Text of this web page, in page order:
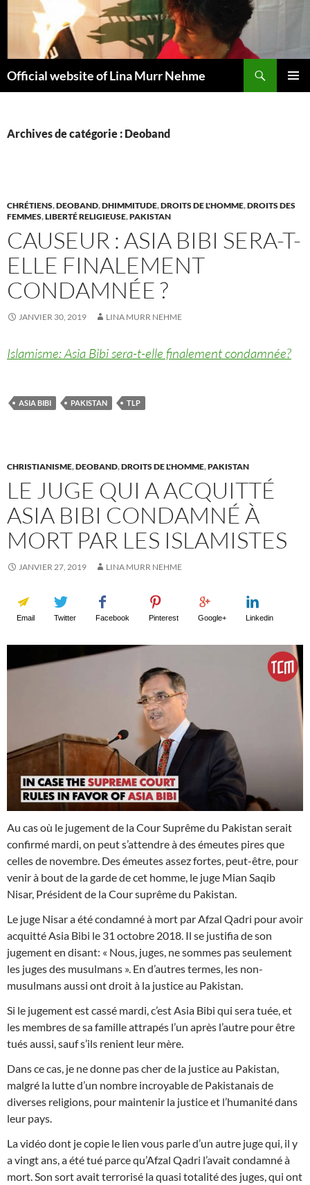
contenu
Official website of Lina Murr Nehme
Archives de catégorie : Deoband
CHRÉTIENS,DEOBAND,DHIMMITUDE,DROITS DE L'HOMME,DROITS DES
FEMMES,LIBERTÉ RELIGIEUSE,PAKISTAN
CAUSEUR : ASIA BIBI SERA-T-
ELLE FINALEMENT
CONDAMNÉE ?
JANVIER 30, 2019 LINA MURR NEHME
Islamisme: Asia Bibi sera-t-elle finalement condamnée?
ASIA BIBI PAKISTAN TLP
CHRISTIANISME,DEOBAND,DROITS DE L'HOMME,PAKISTAN
LE JUGE QUI A ACQUITTÉ
ASIA BIBI CONDAMNÉ À
MORT PAR LES ISLAMISTES
JANVIER 27, 2019 LINA MURR NEHME
Email Twitter Facebook Pinterest Google+ Linkedin
Au cas où le jugement de la Cour Suprême du Pakistan serait
confirmé mardi, on peut s’attendre à des émeutes pires que
celles de novembre. Des émeutes assez fortes, peut-être, pour
venir à bout de la garde de cet homme, le juge Mian Saqib
Nisar, Président de la Cour suprême du Pakistan.
Le juge Nisar a été condamné à mort par Afzal Qadri pour avoir
acquitté Asia Bibi le 31 octobre 2018. Il se justifia de son
jugement en disant: « Nous, juges, ne sommes pas seulement
les juges des musulmans ». En d’autres termes, les non-
musulmans aussi ont droit à la justice au Pakistan.
Si le jugement est cassé mardi, c’est Asia Bibi qui sera tuée, et
les membres de sa famille attrapés l’un après l’autre pour être
tués aussi, sauf s’ils renient leur mère.
Dans ce cas, je ne donne pas cher de la justice au Pakistan,
malgré la lutte d’un nombre incroyable de Pakistanais de
diverses religions, pour maintenir la justice et l’humanité dans
leur pays.
La vidéo dont je copie le lien vous parle d’un autre juge qui, il y
a vingt ans, a été tué parce qu’Afzal Qadri l’avait condamné à
mort. Son sort avait terrorisé la quasi totalité des juges, qui ont